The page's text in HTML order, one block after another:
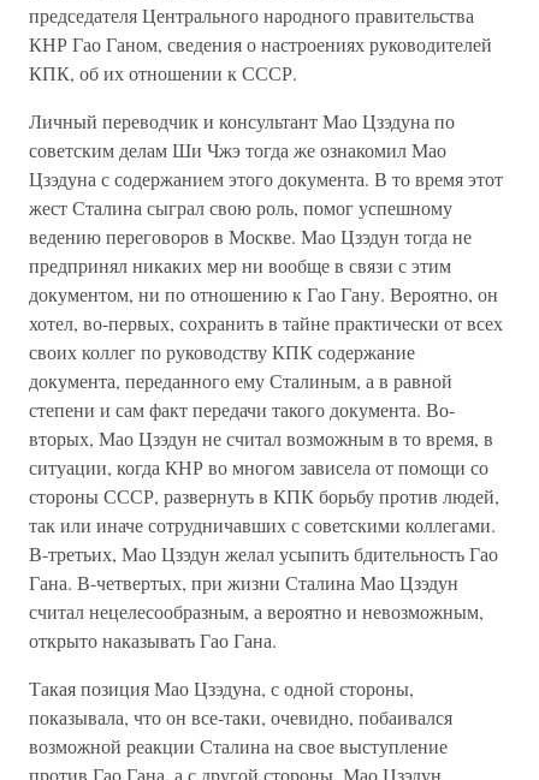
председателя Центрального народного правительства
КНР Гао Ганом, сведения о настроениях руководителей
КПК, об их отношении к СССР.
Личный переводчик и консультант Мао Цзэдуна по
советским делам Ши Чжэ тогда же ознакомил Мао
Цзэдуна с содержанием этого документа. В то время этот
жест Сталина сыграл свою роль, помог успешному
ведению переговоров в Москве. Мао Цзэдун тогда не
предпринял никаких мер ни вообще в связи с этим
документом, ни по отношению к Гао Гану. Вероятно, он
хотел, во-первых, сохранить в тайне практически от всех
своих коллег по руководству КПК содержание
документа, переданного ему Сталиным, а в равной
степени и сам факт передачи такого документа. Во-
вторых, Мао Цзэдун не считал возможным в то время, в
ситуации, когда КНР во многом зависела от помощи со
стороны СССР, развернуть в КПК борьбу против людей,
так или иначе сотрудничавших с советскими коллегами.
В-третьих, Мао Цзэдун желал усыпить бдительность Гао
Гана. В-четвертых, при жизни Сталина Мао Цзэдун
считал нецелесообразным, а вероятно и невозможным,
открыто наказывать Гао Гана.
Такая позиция Мао Цзэдуна, с одной стороны,
показывала, что он все-таки, очевидно, побаивался
возможной реакции Сталина на свое выступление
против Гао Гана, а с другой стороны, Мао Цзэдун